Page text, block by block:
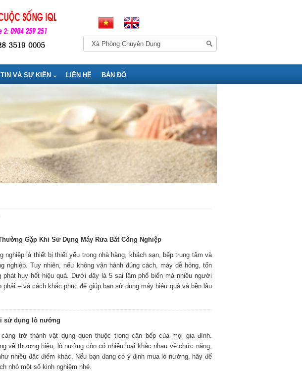
VÀ SỰ KIỆN LIÊN HỆ BẢN ĐỒ
Gặp Khi Sử Dụng Máy Rửa Bát Công Nghiệp
nghiệp là thiết bị thiết yếu trong nhà hàng, khách sạn, bếp trung tâm và
nghiệp. Tuy nhiên, nếu không vận hành đúng cách, máy dễ hỏng, tốn
phát huy hết hiệu quả. Dưới đây là 5 sai lầm phổ biến mà nhiều người
phải – và cách khắc phục để giúp bạn sử dụng máy hiệu quả và bền lâu
sử dụng lò nướng
trở thành vật dụng quen thuộc trong căn bếp của mọi gia đình.
về thương hiệu, lò nướng còn có nhiều loại khác nhau về chức năng,
nhiều đặc điểm khác. Nếu bạn đang có ý định mua lò nướng, hãy để
nhỏ một số kinh nghiệm nhé.